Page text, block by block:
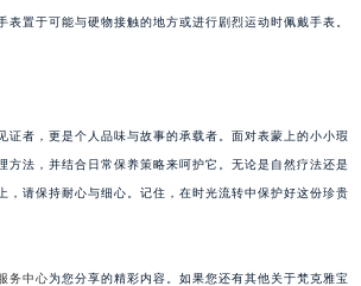
表置于可能与硬物接触的地方或进行剧烈运动时佩戴手表。
证者，更是个人品味与故事的承载者。面对表蒙上的小小瑕
方法，并结合日常保养策略来呵护它。无论是自然疗法还是
，请保持耐心与细心。记住，在时光流转中保护好这份珍贵
务中心为您分享的精彩内容。如果您还有其他关于梵克雅宝